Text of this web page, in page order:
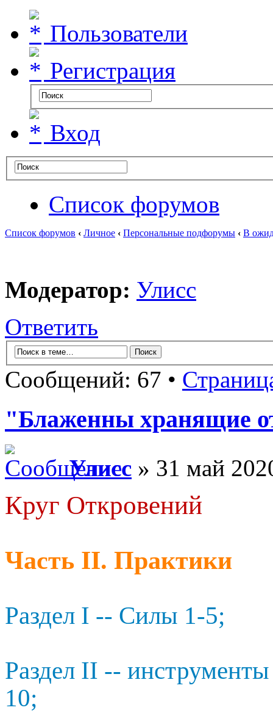
Пользователи
Регистрация
Вход
Список форумов
Список форумов ‹ Личное ‹ Персональные подфорумы ‹ В
Модератор: Улисс
Ответить
Сообщений: 67 •
"Блаженны хранящие
Улисс » 31 май
Круг Откровений
Часть II. Практики
Раздел I -- Силы 1-5;
Раздел II --
10;